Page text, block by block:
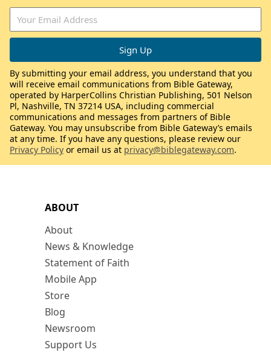
ABOUT
About
News & Knowledge
Statement of Faith
Mobile App
Store
Blog
Newsroom
Support Us
By submitting your email address, you understand that you
will receive email communications from Bible Gateway,
operated by HarperCollins Christian Publishing, 501 Nelson
Pl, Nashville, TN 37214 USA, including commercial
communications and messages from partners of Bible
Gateway. You may unsubscribe from Bible Gateway’s emails
at any time. If you have any questions, please review our
Privacy Policy or email us at privacy@biblegateway.com.